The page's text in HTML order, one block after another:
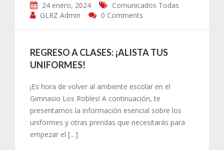
24 enero, 2024 Comunicados Todas
GLRZ Admin
0 Comments
REGRESO A CLASES: ¡ALISTA TUS
UNIFORMES!
¡Es hora de volver al ambiente escolar en el
Gimnasio Los Robles! A continuación, te
presentamos la información esencial sobre los
uniformes y otras prendas que necesitarás para
empezar el […]